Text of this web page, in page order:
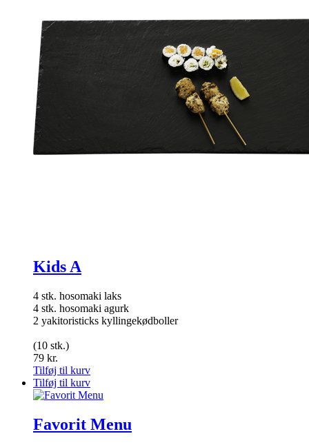
Kids A
4 stk. hosomaki laks
4 stk. hosomaki agurk
2 yakitoristicks kyllingekødboller
(10 stk.)
79 kr.
Tilføj til kurv
Tilføj til kurv
Favorit Menu